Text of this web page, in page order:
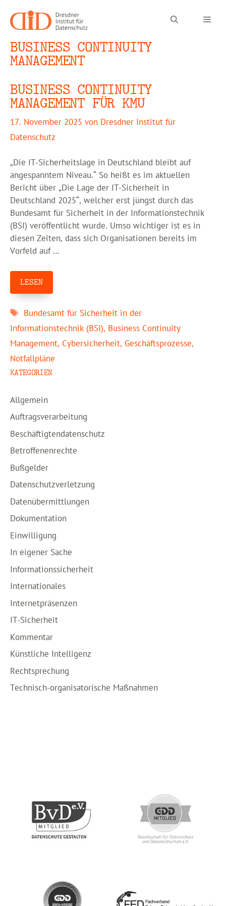
Inhalt
springen
BUSINESS CONTINUITY
MANAGEMENT
BUSINESS CONTINUITY
MANAGEMENT FÜR KMU
17. November 2025 von Dresdner Institut für
Datenschutz
„Die IT-Sicherheitslage in Deutschland bleibt auf
angespanntem Niveau.“ So heißt es im aktuellen
Bericht über „Die Lage der IT-Sicherheit in
Deutschland 2025“, welcher erst jüngst durch das
Bundesamt für Sicherheit in der Informationstechnik
(BSI) veröffentlicht wurde. Umso wichtiger ist es in
diesen Zeiten, dass sich Organisationen bereits im
Vorfeld auf …
LESEN
Schlagwörter
Bundesamt für Sicherheit in der
Informationstechnik (BSI), Business Continuity
Management, Cybersicherheit, Geschäftsprozesse,
Notfallpläne
KATEGORIEN
Allgemein
Auftragsverarbeitung
Beschäftigtendatenschutz
Betroffenenrechte
Bußgelder
Datenschutzverletzung
Datenübermittlungen
Dokumentation
Einwilligung
In eigener Sache
Informationssicherheit
Internationales
Internetpräsenzen
IT-Sicherheit
Kommentar
Künstliche Intelligenz
Rechtsprechung
Technisch-organisatorische Maßnahmen